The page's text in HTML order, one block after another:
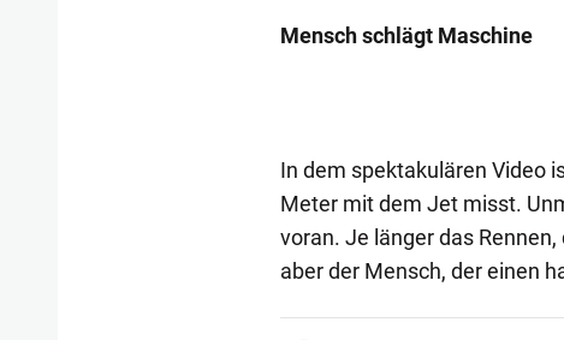
Mensch schlägt Maschine
In dem spektakulären Video
Meter mit dem Jet misst.
voran. Je länger das
aber der Mensch, der einen